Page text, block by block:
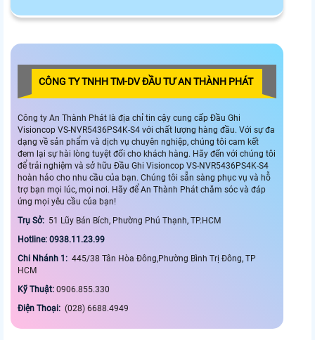
CÔNG TY TNHH TM-DV ĐẦU TƯ AN THÀNH PHÁT
Công ty An Thành Phát là địa chỉ tin cậy cung cấp Đầu Ghi
Visioncop VS-NVR5436PS4K-S4 với chất lượng hàng đầu. Với sự đa
dạng về sản phẩm và dịch vụ chuyên nghiệp, chúng tôi cam kết
đem lại sự hài lòng tuyệt đối cho khách hàng. Hãy đến với chúng tôi
để trải nghiệm và sở hữu Đầu Ghi Visioncop VS-NVR5436PS4K-S4
hoàn hảo cho nhu cầu của bạn. Chúng tôi sẵn sàng phục vụ và hỗ
trợ bạn mọi lúc, mọi nơi. Hãy để An Thành Phát chăm sóc và đáp
ứng mọi yêu cầu của bạn!
Trụ Sở: 51 Lũy Bán Bích, Phường Phú Thạnh, TP.HCM
Hotline: 0938.11.23.99
Chi Nhánh 1: 445/38 Tân Hòa Đông,Phường Bình Trị Đông, TP
HCM
Kỹ Thuật: 0906.855.330
Điện Thoại: (028) 6688.4949